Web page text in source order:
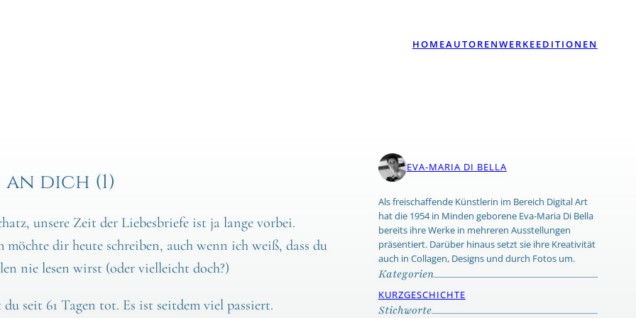
HOMEAUTORENWERKEEDITIONEN
dich (1)
unse­re Zeit der Lie­bes­brie­fe ist ja lan­ge vor­bei.
möch­te dir heu­te schrei­ben, auch wenn ich weiß, dass du
nie lesen wirst (oder viel­leicht doch?)
seit 61 Tagen tot. Es ist seit­dem viel pas­siert.
EVA-MARIA DI BELLA
Als freischaffende Künstlerin im Bereich Digital Art
hat die 1954 in Minden geborene Eva-Maria Di Bella
bereits ihre Werke in mehreren Ausstellungen
präsentiert. Darüber hinaus setzt sie ihre Kreativität
auch in Collagen, Designs und durch Fotos um.
Kategorien
KURZGESCHICHTE
Stichworte